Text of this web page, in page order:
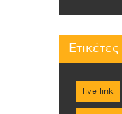
Ετικέτες
live link